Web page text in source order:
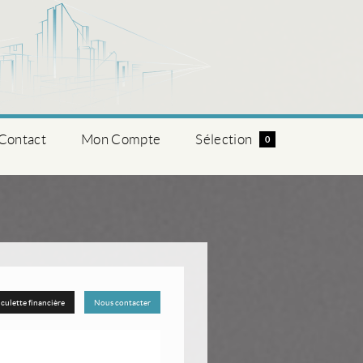
Mon Compte Sélection 0
financière Nous contacter